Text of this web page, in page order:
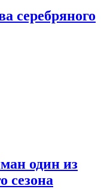
серебряного
один из
сезона